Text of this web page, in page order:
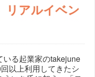
リアルイベン
る起業家のtakejune
以上利用してきたシ